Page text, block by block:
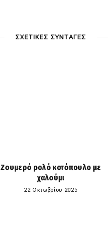
ΣΧΕΤΙΚΕΣ ΣΥΝΤΑΓΕΣ
Ζουμερό ρολό κοτόπουλο με
χαλούμι
22 Οκτωβρίου 2025